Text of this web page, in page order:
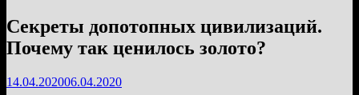
Секреты допотопных цивилизаций.
Почему так ценилось золото?
14.04.202006.04.2020